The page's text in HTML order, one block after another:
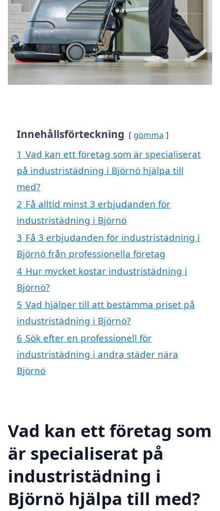
Innehållsförteckning gömma
1 Vad kan ett företag som är specialiserat
på industristädning i Björnö hjälpa till
med?
2 Få alltid minst 3 erbjudanden för
industristädning i Björnö
3 Få 3 erbjudanden för industristädning i
Björnö från professionella företag
4 Hur mycket kostar industristädning i
Björnö?
5 Vad hjälper till att bestämma priset på
industristädning i Björnö?
6 Sök efter en professionell för
industristädning i andra städer nära
Björnö
Vad kan ett företag som
är specialiserat på
industristädning i
Björnö hjälpa till med?